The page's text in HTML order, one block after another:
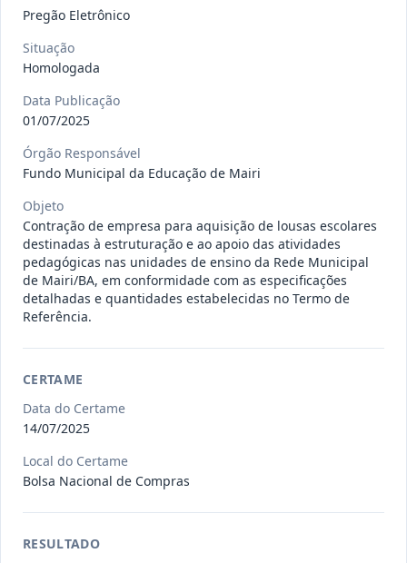
Pregão
Eletrônico
gêneros alimentícios, de
Situação
Pregão
Eletrônico
Registro de preço para aquisição de
insumos farmacêuticos e
Situação
009/2026
Credenciamento
credenciamento de pessoa
Situação:
011/2026
Credenciamento
jurídicas especializadas para a
Situação : Publicada
Pregão Eletrônico
Situação
Homologada
Data Publicação
01/07/2025
Órgão Responsável
Fundo Municipal da Educação de Mairi
Objeto
Contração de empresa para aquisição de lousas escolares
destinadas à estruturação e ao apoio das atividades
pedagógicas nas unidades de ensino da Rede Municipal
de Mairi/BA, em conformidade com as especificações
detalhadas e quantidades estabelecidas no Termo de
Referência.
CERTAME
Data do Certame
14/07/2025
Local do Certame
Bolsa Nacional de Compras
RESULTADO